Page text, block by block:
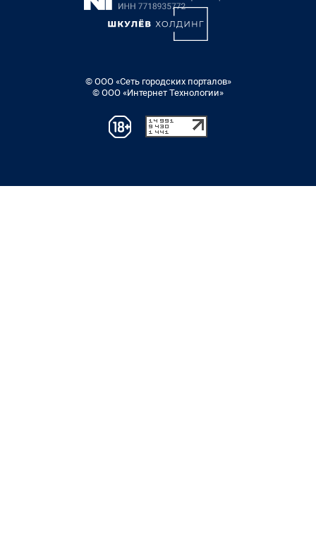
© ООО «Сеть городских порталов»
© ООО «Интернет Технологии»